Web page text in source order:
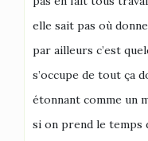
elle sait pas où
par ailleurs c’est
s’occupe de tout ça
étonnant comme un
si on prend le temps